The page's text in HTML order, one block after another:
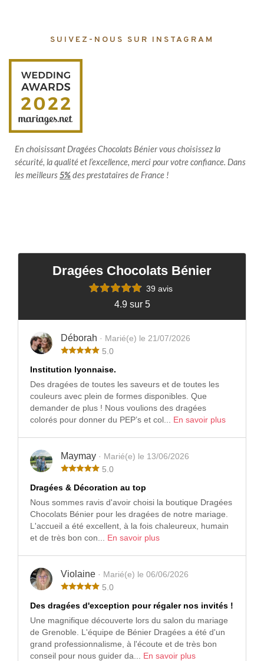
SUIVEZ-NOUS SUR INSTAGRAM
En choisissant Dragées Chocolats Bénier vous choisissez la
sécurité, la qualité et l’excellence, merci pour votre confiance. Dans
les meilleurs5%des prestataires de France !
Dragées Chocolats Bénier
39 avis
4.9 sur 5
Déborah · Marié(e) le 21/07/2026
5.0
Institution lyonnaise.
Des dragées de toutes les saveurs et de toutes les
couleurs avec plein de formes disponibles. Que
demander de plus ! Nous voulions des dragées
colorés pour donner du PEP’s et col... En savoir plus
Maymay · Marié(e) le 13/06/2026
5.0
Dragées & Décoration au top
Nous sommes ravis d'avoir choisi la boutique Dragées
Chocolats Bénier pour les dragées de notre mariage.
L'accueil a été excellent, à la fois chaleureux, humain
et de très bon con... En savoir plus
Violaine · Marié(e) le 06/06/2026
5.0
Des dragées d'exception pour régaler nos invités !
Une magnifique découverte lors du salon du mariage
de Grenoble. L'équipe de Bénier Dragées a été d'un
grand professionnalisme, à l'écoute et de très bon
conseil pour nous guider da... En savoir plus